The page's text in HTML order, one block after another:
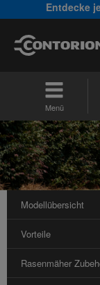
Entdecke
Menü
Modellübersicht
Vorteile
Rasenmäher